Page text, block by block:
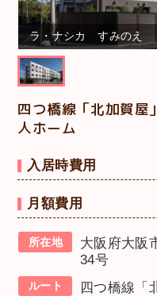
ラ・ナシカ すみのえ
四つ橋線「北加賀屋
人ホーム
入居時費用
月額費用
所在地
大阪府大阪
34号
ルート 四つ橋線「